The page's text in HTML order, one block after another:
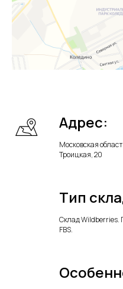
Адрес:
Московская
Троицкая, 20
Тип
Склад Wildberries.
FBS.